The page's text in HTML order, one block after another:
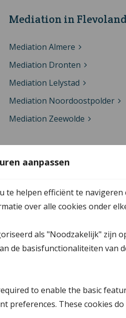
aanpassen
te helpen efficiënt te
over alle cookies onder
als "Noodzakelijk" zijn
de basisfunctionaliteiten van
to enable the basic
preferences. These cookies
Mediation in Flevoland
Mediation Almere
Mediation Dronten
Mediation Lelystad
Mediation Noordoostpolder
Mediation Zeewolde
Mediation in Zeeland
Mediation Middelburg
Mediation Terneuzen
Mediation Zierikzee